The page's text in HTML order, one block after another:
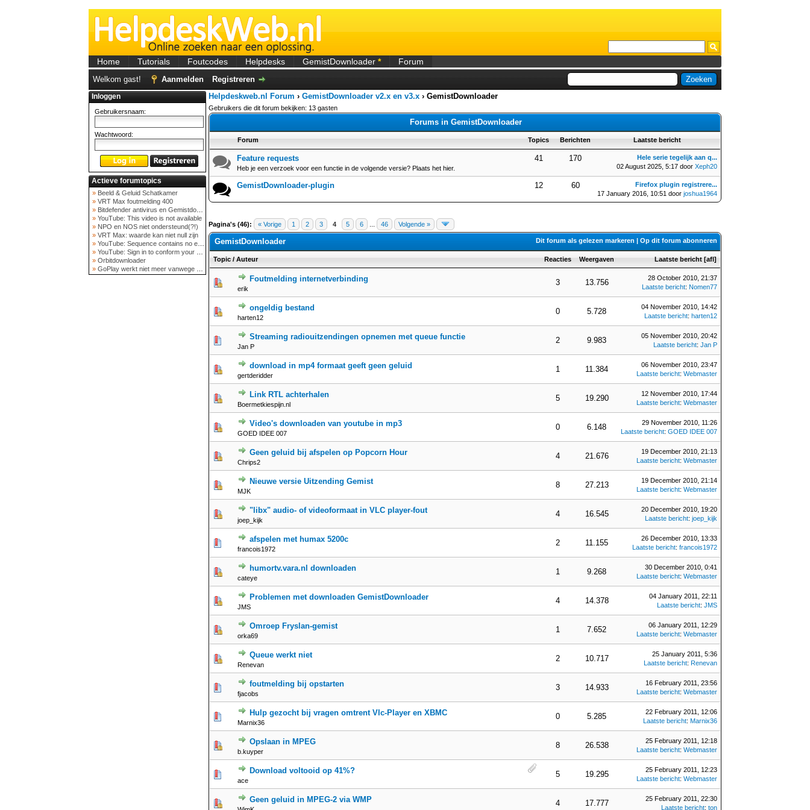
Home Tutorials Foutcodes Helpdesks GemistDownloader * Forum
Welkom gast! Aanmelden Registreren
Inloggen
Gebruikersnaam:
Wachtwoord:
Actieve forumtopics
» Beeld & Geluid Schatkamer
» VRT Max foutmelding 400
» Bitdefender antivirus en Gemistdowloader
» YouTube: This video is not available
» NPO en NOS niet ondersteund(?!)
» VRT Max: waarde kan niet null zijn
» YouTube: Sequence contains no elements
» YouTube: Sign in to conform your not a bot
» Orbitdownloader
» GoPlay werkt niet meer vanwege nieuwe webadres
Helpdeskweb.nl Forum › GemistDownloader v2.x en v3.x › GemistDownloader
Gebruikers die dit forum bekijken: 13 gasten
Forums in GemistDownloader
Forum Topics Berichten Laatste bericht
Feature requests
Heb je een verzoek voor een functie in de volgende versie? Plaats het hier.
41 170
Hele serie tegelijk aan q...
02 August 2025, 5:17 door Xeph20
GemistDownloader-plugin 12 60
Firefox plugin registrere...
17 January 2016, 10:51 door joshua1964
Pagina's (46): « Vorige 1 2 3 4 5 6 46 Volgende »
Dit forum als gelezen markeren | Op dit forum abonneren
GemistDownloader
Topic / Auteur Reacties Weergaven Laatste bericht [afl]
Foutmelding internetverbinding
erik
3 13.756
28 October 2010, 21:37
Laatste bericht: Nomen77
ongeldig bestand
harten12
0 5.728
04 November 2010, 14:42
Laatste bericht: harten12
Streaming radiouitzendingen opnemen met queue functie
Jan P
2 9.983
05 November 2010, 20:42
Laatste bericht: Jan P
download in mp4 formaat geeft geen geluid
gertderidder
1 11.384
06 November 2010, 23:47
Laatste bericht: Webmaster
Link RTL achterhalen
Boermetkiespijn.nl
5 19.290
12 November 2010, 17:44
Laatste bericht: Webmaster
Video's downloaden van youtube in mp3
GOED IDEE 007
0 6.148
29 November 2010, 11:26
Laatste bericht: GOED IDEE 007
Geen geluid bij afspelen op Popcorn Hour
Chrips2
4 21.676
19 December 2010, 21:13
Laatste bericht: Webmaster
Nieuwe versie Uitzending Gemist
MJK
8 27.213
19 December 2010, 21:14
Laatste bericht: Webmaster
"libx" audio- of videoformaat in VLC player-fout
joep_kijk
4 16.545
20 December 2010, 19:20
Laatste bericht: joep_kijk
afspelen met humax 5200c
francois1972
2 11.155
26 December 2010, 13:33
Laatste bericht: francois1972
humortv.vara.nl downloaden
cateye
1 9.268
30 December 2010, 0:41
Laatste bericht: Webmaster
Problemen met downloaden GemistDownloader
JMS
4 14.378
04 January 2011, 22:11
Laatste bericht: JMS
Omroep Fryslan-gemist
orka69
1 7.652
06 January 2011, 12:29
Laatste bericht: Webmaster
Queue werkt niet
Renevan
2 10.717
25 January 2011, 5:36
Laatste bericht: Renevan
foutmelding bij opstarten
fjacobs
3 14.933
16 February 2011, 23:56
Laatste bericht: Webmaster
Hulp gezocht bij vragen omtrent Vlc-Player en XBMC
Marnix36
0 5.285
22 February 2011, 12:06
Laatste bericht: Marnix36
Opslaan in MPEG
b.kuyper
8 26.538
25 February 2011, 12:18
Laatste bericht: Webmaster
Download voltooid op 41%?
ace
5 19.295
25 February 2011, 12:23
Laatste bericht: Webmaster
Geen geluid in MPEG-2 via WMP 4 17.777
25 February 2011, 22:30
Laatste bericht: ton